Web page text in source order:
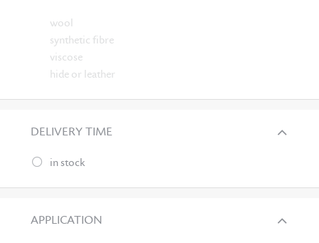
wool
synthetic fibre
viscose
hide or leather
DELIVERY TIME
in stock
APPLICATION